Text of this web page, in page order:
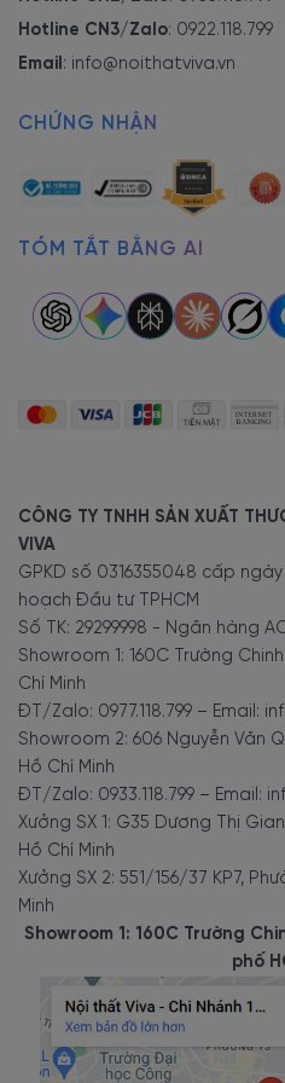
Được hoàn thiện từ chất liệu
chắn, khả năng chống ẩm tốt,
trong thời gian sử dụng. Bề mặt
trong quá trình sử dụng.
Nhằm mang đến khách hàng
liệu gỗ MDF được xử lý với quy
cấu vững chãi, chắc chắn, chịu
sử dụng lên đến 10-15 năm.
tươi sáng, tạo điểm nhấn nổi bật
Đặc biệt, phải kể đến điều tuyệt
là thiết kế nhỏ gọn phù hợp với đa
gia đình.
Kích thước của mẫutủ rượu gỗ
rộng và độ sâu: 120 x 40 x
với những không gian phòng
Giá trị đầu tư
tương xứng
Tủ rượu đẹp không chỉ là nơi
thẩm mỹ của những người yêu
Đại TR-2065 có kích thước nhỏ
sử dụng cùng quý vị trong
So vớiMẫu Tủ Rượu Đẹp Bằng
ĐạiTR-2067 kích thước xấp xỉ.
Hotline CN3/Zalo: 0922.118.799
Email : info@noithatviva.vn
CHỨNG NHẬN
TÓM TẮT BẰNG AI
CÔNG TY TNHH SẢN XUẤT
VIVA
GPKD số 0316355048 cấp
hoạch Đầu tư TPHCM
Số TK: 29299998 - Ngân hàng
Showroom 1: 160C Trường
Chí Minh
ĐT/Zalo: 0977.118.799 – Email:
Showroom 2: 606 Nguyễn Văn
Hồ Chí Minh
ĐT/Zalo: 0933.118.799 – Email:
Xưởng SX 1: G35 Dương Thị
Hồ Chí Minh
Xưởng SX 2: 551/156/37 KP7,
Minh
Showroom 1: 160C Trường
phố